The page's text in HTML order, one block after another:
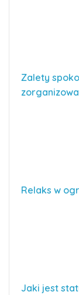
Zalety
Relaks w
Jaki jest